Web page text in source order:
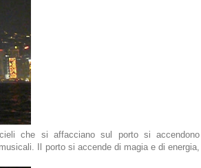
che si affacciano sul porto si accendono
Il porto si accende di magia e di energia,